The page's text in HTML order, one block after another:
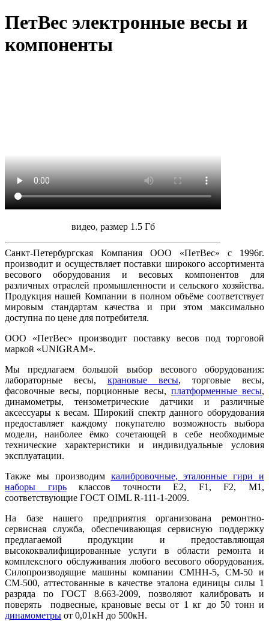
ПетВес электронные весы и
компоненты
видео, размер 1.5 Гб
Санкт-Петербургская Компания ООО «ПетВес» с 1996г.
производит и осуществляет поставки широкого ассортимента
весового оборудования и весовых компонентов для
различных отраслей промышленности и сельского хозяйства.
Продукция нашей Компании в полном объёме соответствует
мировым стандартам качества и при этом максимально
доступна по цене для потребителя.
ООО «ПетВес» производит поставку весов под торговой
маркой «UNIGRAM».
Мы предлагаем большой выбор весового оборудования:
лабораторные весы, крановые весы, торговые весы,
фасовочные весы, порционные весы, платформенные весы,
динамометры, тензометрические датчики и различные
аксессуары к весам. Широкий спектр данного оборудования
предоставляет каждому покупателю возможность выбора
модели, наиболее ёмко сочетающей в себе необходимые
технические характеристики и индивидуальные условия
эксплуатации.
Также мы производим калибровочные, эталонные гири и
наборы гирьклассов точности E2, F1, F2, М1,
соответствующие ГОСТ OIML R-111-1-2009.
На базе нашего предприятия организована ремонтно-
сервисная служба, обеспечивающая сервисную поддержку
предлагаемой продукции и предоставляющая
высококвалифицированные услуги в области ремонта и
комплексного обслуживания любого весового оборудования.
Силопроизводящие машины компании СМНН-5, СМ-50 и
СМ-500, аттестованные в качестве эталона единицы силы 1
разряда по ГОСТ 8.663-2009, позволяют калибровать и
поверять подвесные, крановые весы от 1 кг до 50 тонн и
динамометры от 0,01кН до 500кН.